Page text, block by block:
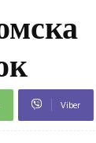
Viber